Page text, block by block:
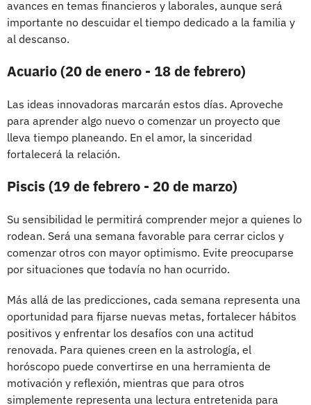
avances en temas financieros y laborales, aunque será
importante no descuidar el tiempo dedicado a la familia y
al descanso.
Acuario (20 de enero - 18 de febrero)
Las ideas innovadoras marcarán estos días. Aproveche
para aprender algo nuevo o comenzar un proyecto que
lleva tiempo planeando. En el amor, la sinceridad
fortalecerá la relación.
Piscis (19 de febrero - 20 de marzo)
Su sensibilidad le permitirá comprender mejor a quienes lo
rodean. Será una semana favorable para cerrar ciclos y
comenzar otros con mayor optimismo. Evite preocuparse
por situaciones que todavía no han ocurrido.
Más allá de las predicciones, cada semana representa una
oportunidad para fijarse nuevas metas, fortalecer hábitos
positivos y enfrentar los desafíos con una actitud
renovada. Para quienes creen en la astrología, el
horóscopo puede convertirse en una herramienta de
motivación y reflexión, mientras que para otros
simplemente representa una lectura entretenida para